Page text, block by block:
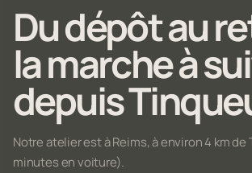
Du dépôt au
la marche à
depuis
Notre atelier est à Reims, à environ 4 km
minutes en voiture).